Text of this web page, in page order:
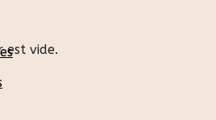
est vide.